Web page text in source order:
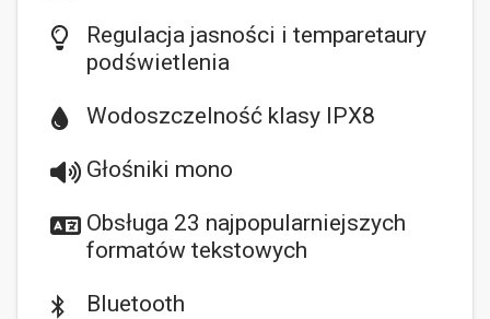
Regulacja jasności i temparetaury
podświetlenia
Wodoszczelność klasy IPX8
Głośniki mono
Obsługa 23 najpopularniejszych
formatów tekstowych
Bluetooth